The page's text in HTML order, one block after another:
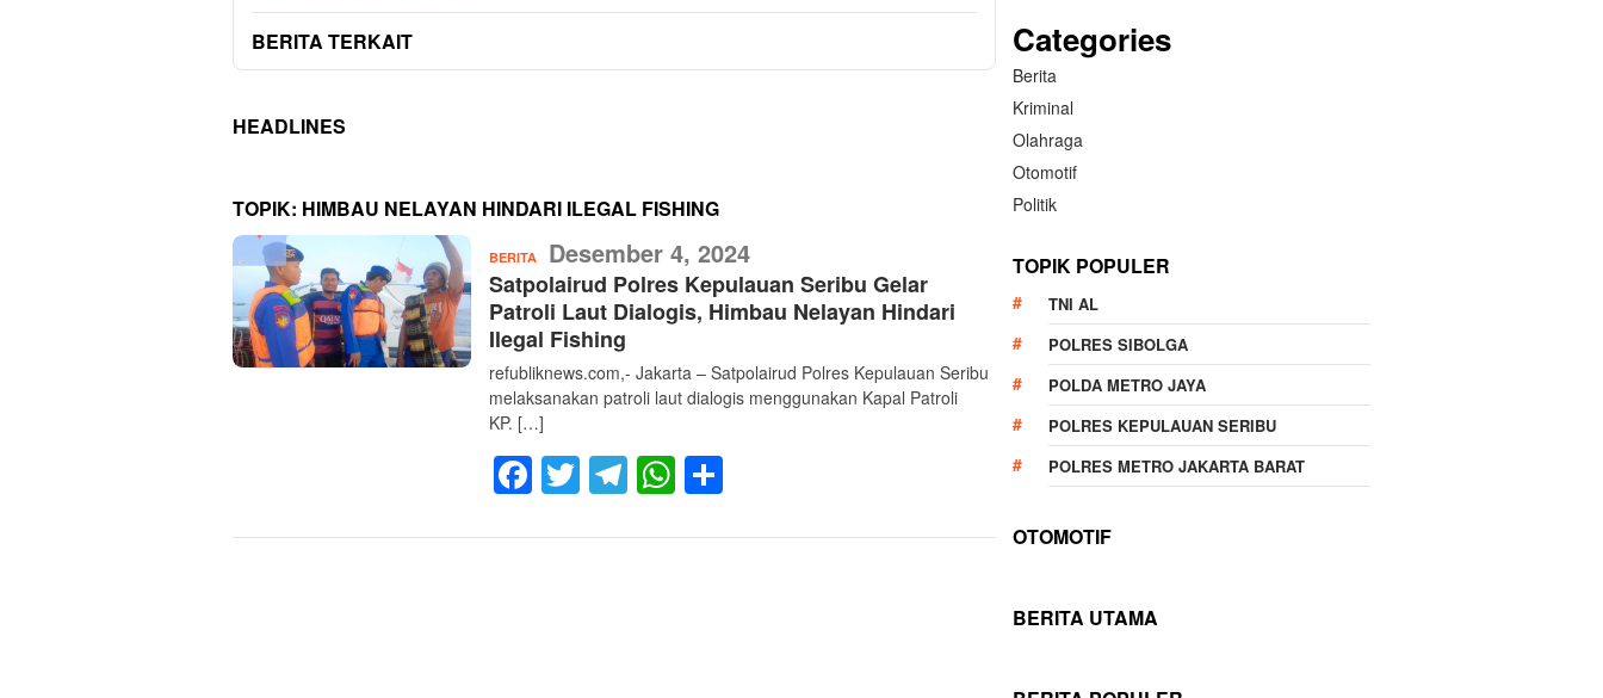
BERITA TERKAIT
HEADLINES
TOPIK: HIMBAU NELAYAN HINDARI ILEGAL FISHING
BERITARefublikNews
Desember 4, 2024
Satpolairud Polres Kepulauan Seribu Gelar
Patroli Laut Dialogis, Himbau Nelayan Hindari
Ilegal Fishing
refubliknews.com,- Jakarta – Satpolairud Polres Kepulauan Seribu
melaksanakan patroli laut dialogis menggunakan Kapal Patroli
KP. […]
Facebook
Twitter
Telegram
WhatsApp
Categories
Berita
Kriminal
Olahraga
Otomotif
Politik
TOPIK POPULER
TNI AL
POLRES SIBOLGA
POLDA METRO JAYA
POLRES KEPULAUAN SERIBU
POLRES METRO JAKARTA BARAT
OTOMOTIF
BERITA UTAMA